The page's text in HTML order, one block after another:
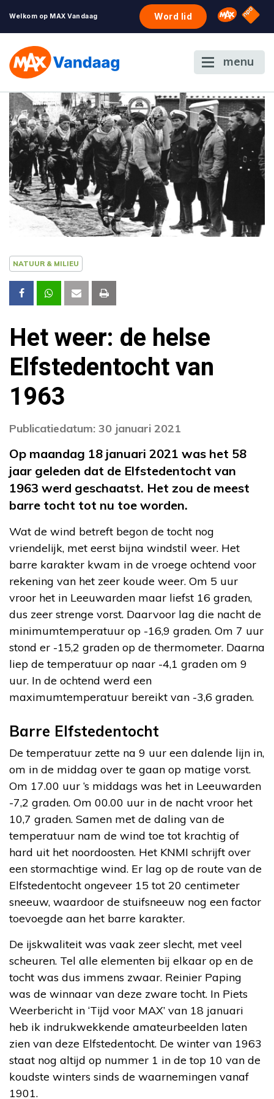
Welkom op MAX Vandaag Word lid Omroep
NPO
menu
NATUUR & MILIEU
Het weer: de helse
Elfstedentocht van
1963
Publicatiedatum: 30 januari 2021
Op maandag 18 januari 2021 was het 58
jaar geleden dat de Elfstedentocht van
1963 werd geschaatst. Het zou de meest
barre tocht tot nu toe worden.
Wat de wind betreft begon de tocht nog
vriendelijk, met eerst bijna windstil weer. Het
barre karakter kwam in de vroege ochtend voor
rekening van het zeer koude weer. Om 5 uur
vroor het in Leeuwarden maar liefst 16 graden,
dus zeer strenge vorst. Daarvoor lag die nacht de
minimumtemperatuur op -16,9 graden. Om 7 uur
stond er -15,2 graden op de thermometer. Daarna
liep de temperatuur op naar -4,1 graden om 9
uur. In de ochtend werd een
maximumtemperatuur bereikt van -3,6 graden.
Barre Elfstedentocht
De temperatuur zette na 9 uur een dalende lijn in,
om in de middag over te gaan op matige vorst.
Om 17.00 uur ‘s middags was het in Leeuwarden
-7,2 graden. Om 00.00 uur in de nacht vroor het
10,7 graden. Samen met de daling van de
temperatuur nam de wind toe tot krachtig of
hard uit het noordoosten. Het KNMI schrijft over
een stormachtige wind. Er lag op de route van de
Elfstedentocht ongeveer 15 tot 20 centimeter
sneeuw, waardoor de stuifsneeuw nog een factor
toevoegde aan het barre karakter.
De ijskwaliteit was vaak zeer slecht, met veel
scheuren. Tel alle elementen bij elkaar op en de
tocht was dus immens zwaar. Reinier Paping
was de winnaar van deze zware tocht. In Piets
Weerbericht in ‘Tijd voor MAX’ van 18 januari
heb ik indrukwekkende amateurbeelden laten
zien van deze Elfstedentocht. De winter van 1963
staat nog altijd op nummer 1 in de top 10 van de
koudste winters sinds de waarnemingen vanaf
1901.